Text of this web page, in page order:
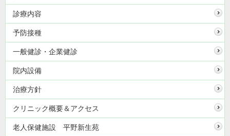
診療内容
予防接種
一般健診・企業健診
院内設備
治療方針
クリニック概要＆アクセス
老人保健施設 平野新生苑